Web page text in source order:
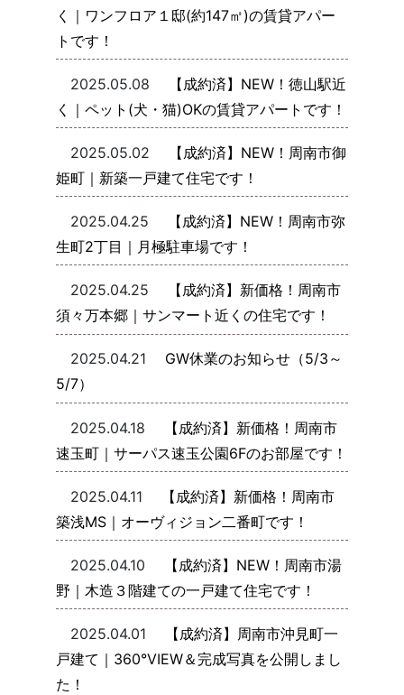
く｜ワンフロア１邸(約147㎡)の賃貸アパー
トです！
2025.05.08
【成約済】NEW！徳山駅近
く｜ペット(犬・猫)OKの賃貸アパートです！
2025.05.02
【成約済】NEW！周南市御
姫町｜新築一戸建て住宅です！
2025.04.25
【成約済】NEW！周南市弥
生町2丁目｜月極駐車場です！
2025.04.25
【成約済】新価格！周南市
須々万本郷｜サンマート近くの住宅です！
2025.04.21
GW休業のお知らせ（5/3～
5/7）
2025.04.18
【成約済】新価格！周南市
速玉町｜サーパス速玉公園6Fのお部屋です！
2025.04.11
【成約済】新価格！周南市
築浅MS｜オーヴィジョン二番町です！
2025.04.10
【成約済】NEW！周南市湯
野｜木造３階建ての一戸建て住宅です！
2025.04.01
【成約済】周南市沖見町一
戸建て｜360°VIEW＆完成写真を公開しまし
た！